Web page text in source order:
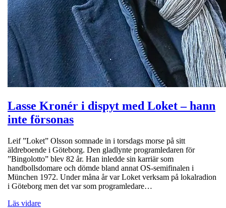
Lasse Kronér i dispyt med Loket – hann
inte försonas
Leif ”Loket” Olsson somnade in i torsdags morse på sitt
äldreboende i Göteborg. Den gladlynte programledaren för
”Bingolotto” blev 82 år. Han inledde sin karriär som
handbollsdomare och dömde bland annat OS-semifinalen i
München 1972. Under måna år var Loket verksam på lokalradion
i Göteborg men det var som programledare…
Läs vidare